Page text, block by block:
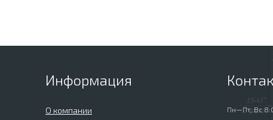
Информация
О компании
Пн—Пт, Вс